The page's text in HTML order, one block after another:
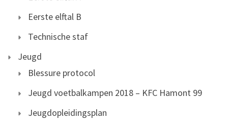
Eerste elftal B
Technische staf
Jeugd
Blessure protocol
Jeugd voetbalkampen 2018 – KFC Hamont 99
Jeugdopleidingsplan